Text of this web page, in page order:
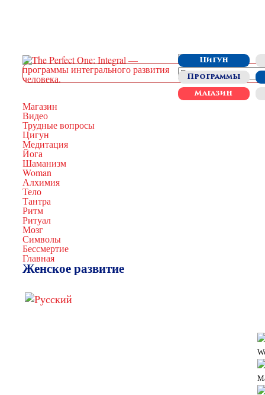
Цигун
Программы
Магазин
Магазин
Видео
Трудные вопросы
Цигун
Медитация
Йога
Шаманизм
Woman
Алхимия
Тело
Тантра
Ритм
Ритуал
Мозг
Символы
Бессмертие
Главная
Женское развитие